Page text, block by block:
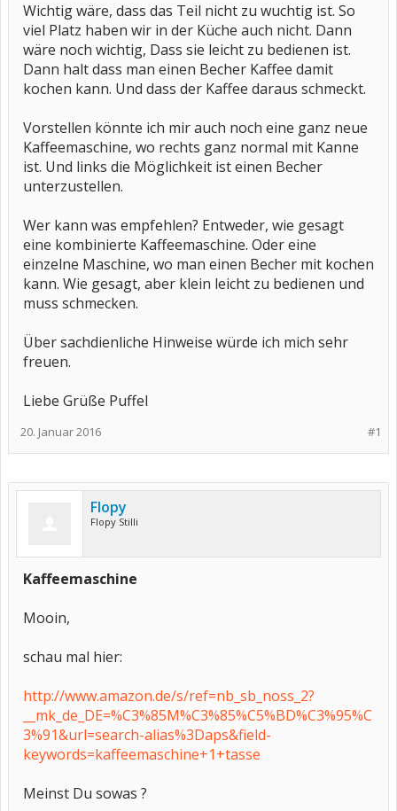
Wichtig wäre, dass das Teil nicht zu wuchtig ist. So
viel Platz haben wir in der Küche auch nicht. Dann
wäre noch wichtig, Dass sie leicht zu bedienen ist.
Dann halt dass man einen Becher Kaffee damit
kochen kann. Und dass der Kaffee daraus schmeckt.
Vorstellen könnte ich mir auch noch eine ganz neue
Kaffeemaschine, wo rechts ganz normal mit Kanne
ist. Und links die Möglichkeit ist einen Becher
unterzustellen.
Wer kann was empfehlen? Entweder, wie gesagt
eine kombinierte Kaffeemaschine. Oder eine
einzelne Maschine, wo man einen Becher mit kochen
kann. Wie gesagt, aber klein leicht zu bedienen und
muss schmecken.
Über sachdienliche Hinweise würde ich mich sehr
freuen.
Liebe Grüße Puffel
#1
20. Januar 2016
Flopy
Flopy Stilli
Kaffeemaschine
Mooin,
schau mal hier:
http://www.amazon.de/s/ref=nb_sb_noss_2?
__mk_de_DE=%C3%85M%C3%85%C5%BD%C3%95%C
3%91&url=search-alias%3Daps&field-
keywords=kaffeemaschine+1+tasse
Meinst Du sowas ?